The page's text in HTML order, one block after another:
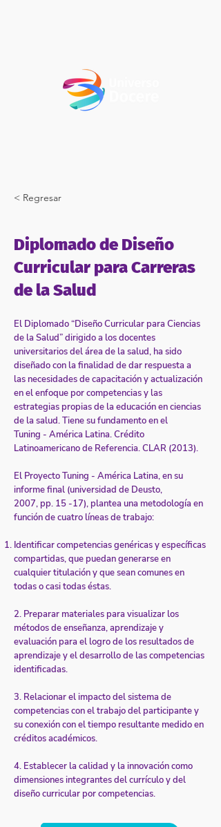
< Regresar
Diplomado de Diseño
Curricular para Carreras
de la Salud
El Diplomado “Diseño Curricular para Ciencias
de la Salud” dirigido a los docentes
universitarios del área de la salud, ha sido
diseñado con la finalidad de dar respuesta a
las necesidades de capacitación y actualización
en el enfoque por competencias y las
estrategias propias de la educación en ciencias
de la salud. Tiene su fundamento en el
Tuning - América Latina. Crédito
Latinoamericano de Referencia. CLAR (2013).
El Proyecto Tuning - América Latina, en su
informe final (universidad de Deusto,
2007, pp. 15 -17), plantea una metodología en
función de cuatro líneas de trabajo:
Identificar competencias genéricas y específicas
compartidas, que puedan generarse en
cualquier titulación y que sean comunes en
todas o casi todas éstas.
2. Preparar materiales para visualizar los
métodos de enseñanza, aprendizaje y
evaluación para el logro de los resultados de
aprendizaje y el desarrollo de las competencias
identificadas.
3. Relacionar el impacto del sistema de
competencias con el trabajo del participante y
su conexión con el tiempo resultante medido en
créditos académicos.
4. Establecer la calidad y la innovación como
dimensiones integrantes del currículo y del
diseño curricular por competencias.